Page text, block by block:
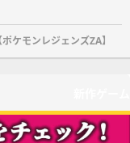
ケモンレジェンズZA】